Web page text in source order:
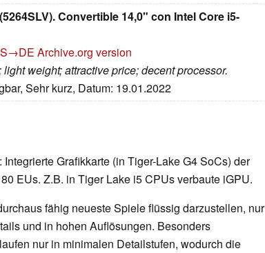
Convertible 14,0" con Intel Core i5-
Archive.org version
weight; attractive price; decent processor.
Sehr kurz, Datum: 19.01.2022
: Integrierte Grafikkarte (in Tiger-Lake G4 SoCs) der
EUs. Z.B. in Tiger Lake i5 CPUs verbaute iGPU.
fähig neueste Spiele flüssig darzustellen, nur
und in hohen Auflösungen. Besonders
nur in minimalen Detailstufen, wodurch die